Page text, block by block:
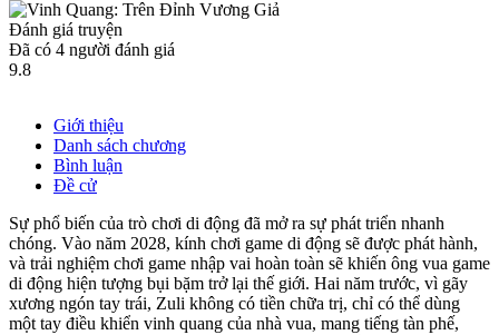
Đánh giá truyện
Đã có 4 người đánh giá
9.8
Giới thiệu
Danh sách chương
Bình luận
Đề cử
Sự phổ biến của trò chơi di động đã mở ra sự phát triển nhanh
chóng. Vào năm 2028, kính chơi game di động sẽ được phát hành,
và trải nghiệm chơi game nhập vai hoàn toàn sẽ khiến ông vua game
di động hiện tượng bụi bặm trở lại thế giới. Hai năm trước, vì gãy
xương ngón tay trái, Zuli không có tiền chữa trị, chỉ có thể dùng
một tay điều khiển vinh quang của nhà vua, mang tiếng tàn phế,